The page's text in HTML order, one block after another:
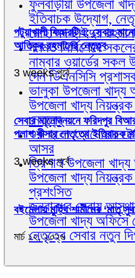
ফুলবাড়ীয়া উপজেলা
ইতিবাচক উদ্যোগ,
মোহাম্মদ ছাইদুর রহমান
দলমত নির্বিশেষে
নাম্বার ওয়ার্ডের
দেন ডিএনসিসি
ভালুকা উপজেলা খাদ্য
উপজেলা খাদ্য
নেতৃত্ব
শুরু হলো ‘আনোয়ার
আসর
ত্রিশাল উপজেলা
উপজেলা খাদ্য
প্রশংসিত
জনবান্ধব সেবায়
উপজেলা খাদ্য অফিসে
নেতৃত্বে সেবার নতুন
পটুয়াখালী বিআরটিএ: সেবার
আতিকুর রহমানের নেতৃত্ব
3 weeks পূর্বে
সেবার মানোন্নয়নে ফরিদপুর
পলাশ খীসার নেতৃত্বে ইতিবাচক
3 weeks পূর্বে
বইমেলায় মুহিব শামীমের ‘মাতৃ
মার্চ ১২, ২০২৬